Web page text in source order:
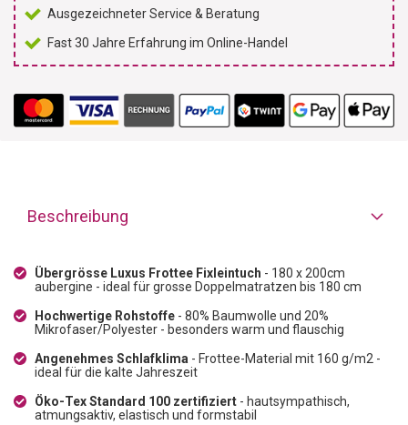
Ausgezeichneter Service & Beratung
Fast 30 Jahre Erfahrung im Online-Handel
Beschreibung
Übergrösse Luxus Frottee Fixleintuch - 180 x 200cm
aubergine - ideal für grosse Doppelmatratzen bis 180 cm
Hochwertige Rohstoffe - 80% Baumwolle und 20%
Mikrofaser/Polyester - besonders warm und flauschig
Angenehmes Schlafklima - Frottee-Material mit 160 g/m2 -
ideal für die kalte Jahreszeit
Öko-Tex Standard 100 zertifiziert - hautsympathisch,
atmungsaktiv, elastisch und formstabil